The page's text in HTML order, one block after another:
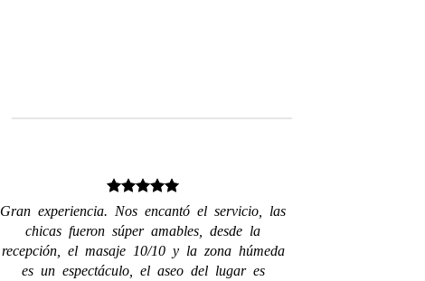
Gran experiencia. Nos encantó el servicio, las
chicas fueron súper amables, desde la
recepción, el masaje 10/10 y la zona húmeda
es un espectáculo, el aseo del lugar es